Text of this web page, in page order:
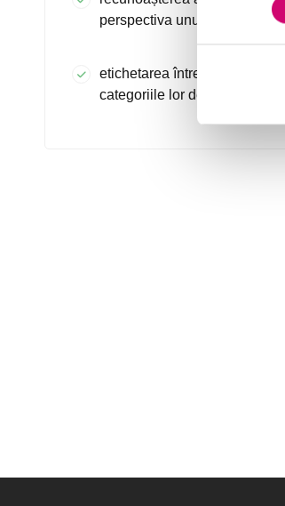
perspectiva unui client
etichetarea întrebărilor în
categoriile lor de valori